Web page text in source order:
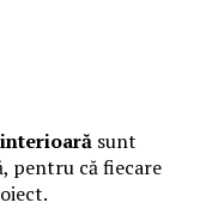
interioară sunt
pentru că fiecare